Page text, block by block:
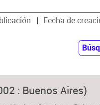
Fecha de
: Buenos Aires)